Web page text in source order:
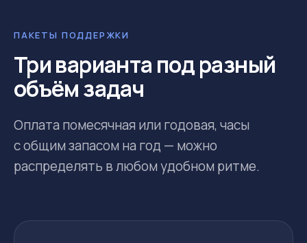
ПАКЕТЫ ПОДДЕРЖКИ
Три варианта под разный
объём задач
Оплата помесячная или годовая, часы
с общим запасом на год — можно
распределять в любом удобном ритме.